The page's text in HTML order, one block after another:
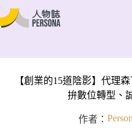
【創業的15道陰影】代理
拚數位轉型、
作者：